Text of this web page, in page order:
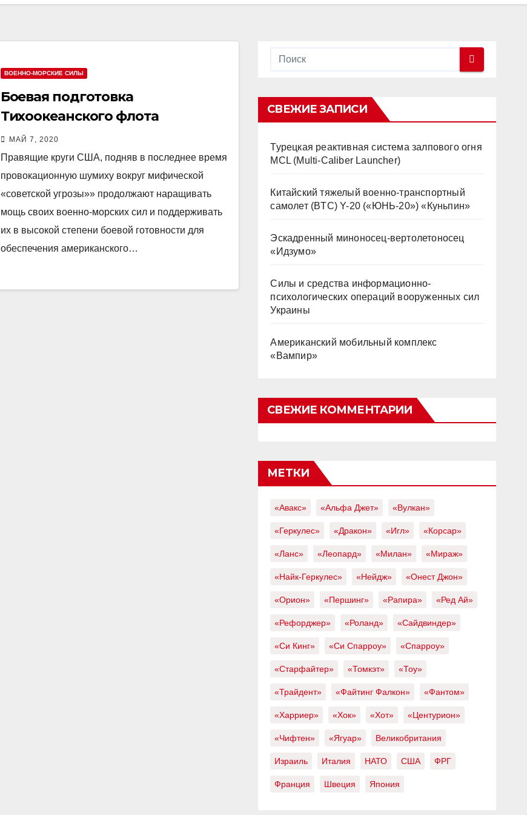
ВОЕННО-МОРСКИЕ СИЛЫ
Боевая подготовка
Тихоокеанского флота
МАЙ 7, 2020
Правящие круги США, подняв в последнее время
провокационную шумиху вокруг мифической
«советской угрозы»» продолжают наращивать
мощь своих военно-морских сил и поддерживать
их в высокой степени боевой готовности для
обеспечения американского…
СВЕЖИЕ ЗАПИСИ
Турецкая реактивная система залпового огня
MCL (Multi-Caliber Launcher)
Китайский тяжелый военно-транспортный
самолет (BTC) Y-20 («ЮНЬ-20») «Куньпин»
Эскадренный миноносец-вертолетоносец
«Идзумо»
Силы и средства информационно-
психологических операций вооруженных сил
Украины
Американский мобильный комплекс
«Вампир»
СВЕЖИЕ КОММЕНТАРИИ
МЕТКИ
«Авакс» «Альфа Джет» «Вулкан»
«Геркулес» «Дракон» «Игл» «Корсар»
«Ланс» «Леопард» «Милан» «Мираж»
«Найк-Геркулес» «Нейдж» «Онест Джон»
«Орион» «Першинг» «Рапира» «Ред Ай»
«Рефорджер» «Роланд» «Сайдвиндер»
«Си Кинг» «Си Спарроу» «Спарроу»
«Старфайтер» «Томкэт» «Тоу»
«Трайдент» «Файтинг Фалкон» «Фантом»
«Харриер» «Хок» «Хот» «Центурион»
«Чифтен» «Ягуар» Великобритания
Израиль Италия НАТО США ФРГ
Франция Швеция Япония